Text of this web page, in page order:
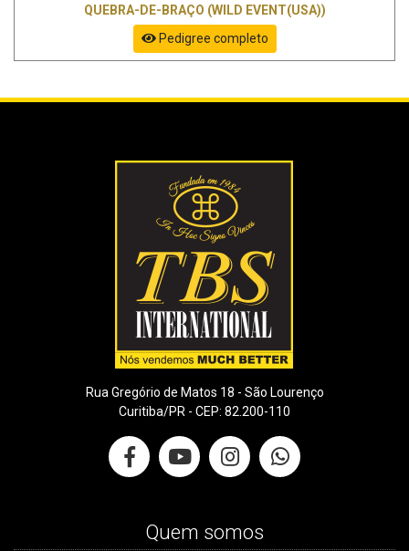
QUEBRA-DE-BRAÇO (WILD EVENT(USA))
Pedigree completo
Rua Gregório de Matos 18 - São Lourenço
Curitiba/PR - CEP: 82.200-110
Quem somos